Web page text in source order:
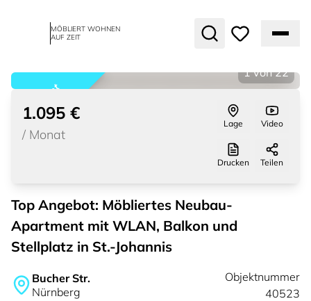
MÖBLIERT WOHNEN
AUF ZEIT
vermietet
1 von 22
1.095 €
/ Monat
Lage Video
Drucken Teilen
Top Angebot: Möbliertes Neubau-
Apartment mit WLAN, Balkon und
Stellplatz in St.-Johannis
Bucher Str.
Nürnberg
Objektnummer
40523